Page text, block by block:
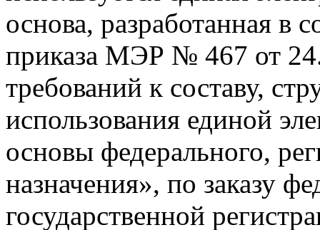
основа, разработанная в
приказа МЭР № 467 от
требований к составу,
использования единой
основы федерального,
назначения», по заказу
государственной